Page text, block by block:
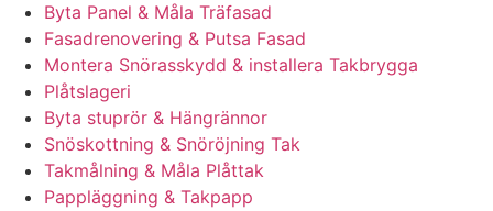
Byta Panel & Måla Träfasad
Fasadrenovering & Putsa Fasad
Montera Snörasskydd & installera Takbrygga
Plåtslageri
Byta stuprör & Hängrännor
Snöskottning & Snöröjning Tak
Takmålning & Måla Plåttak
Pappläggning & Takpapp